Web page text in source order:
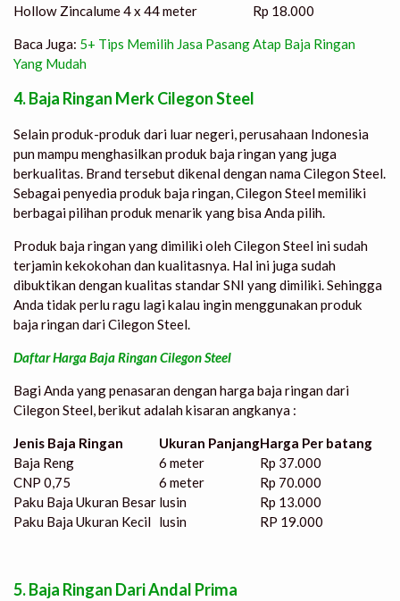
Hollow Zincalume 4 x 44 meter Rp 18.000
Baca Juga: 5+ Tips Memilih Jasa Pasang Atap Baja Ringan
Yang Mudah
4. Baja Ringan Merk Cilegon Steel
Selain produk-produk dari luar negeri, perusahaan Indonesia
pun mampu menghasilkan produk baja ringan yang juga
berkualitas. Brand tersebut dikenal dengan nama Cilegon Steel.
Sebagai penyedia produk baja ringan, Cilegon Steel memiliki
berbagai pilihan produk menarik yang bisa Anda pilih.
Produk baja ringan yang dimiliki oleh Cilegon Steel ini sudah
terjamin kekokohan dan kualitasnya. Hal ini juga sudah
dibuktikan dengan kualitas standar SNI yang dimiliki. Sehingga
Anda tidak perlu ragu lagi kalau ingin menggunakan produk
baja ringan dari Cilegon Steel.
Daftar Harga Baja Ringan Cilegon Steel
Bagi Anda yang penasaran dengan harga baja ringan dari
Cilegon Steel, berikut adalah kisaran angkanya :
Jenis Baja Ringan Ukuran PanjangHarga Per batang
Baja Reng
6 meter
Rp 37.000
CNP 0,75
6 meter
Rp 70.000
Paku Baja Ukuran Besar lusin
Rp 13.000
Paku Baja Ukuran Kecil lusin RP 19.000
5. Baja Ringan Dari Andal Prima